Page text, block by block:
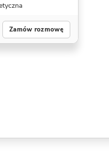
Zamów rozmowę